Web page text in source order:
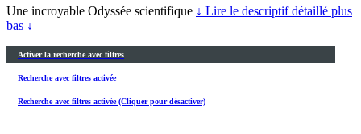
Une incroyable Odyssée scientifique ↓ Lire le descriptif détaillé plus
bas ↓
Activer la recherche avec filtres
Recherche avec filtres activée
Recherche avec filtres activée (Cliquer pour désactiver)